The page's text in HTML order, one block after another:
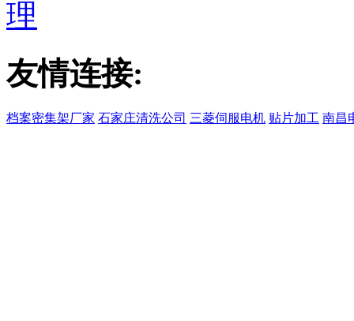
理
友情连接:
档案密集架厂家 石家庄清洗公司 三菱伺服电机 贴片加工 南昌